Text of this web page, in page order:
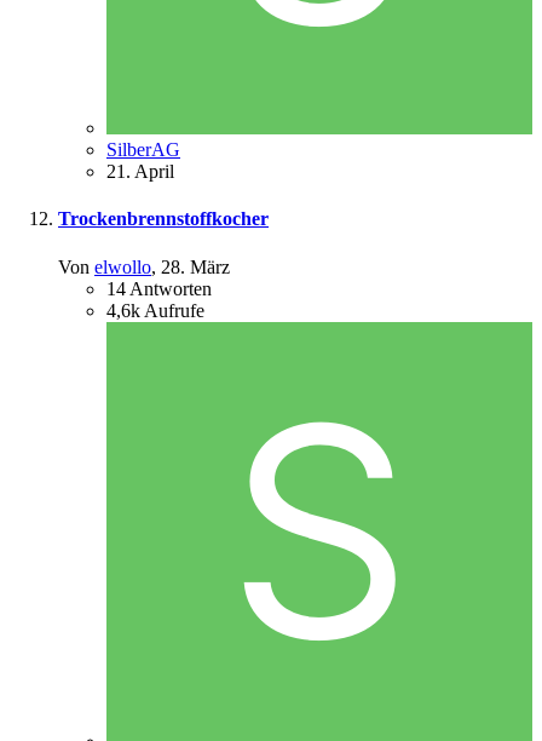
SilberAG
21. April
Trockenbrennstoffkocher
Von elwollo, 28. März
14 Antworten
4,6k Aufrufe